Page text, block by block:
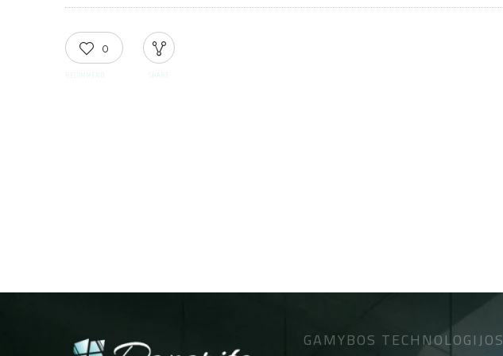
0
RECOMMEND SHARE
GAMYBOS TECHNOLOGIJOS